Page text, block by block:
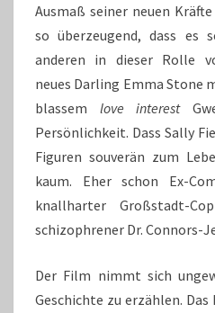
Ausmaß seiner neuen
so überzeugend, dass es
anderen in dieser Rolle
neues Darling Emma Stone
blassem love interest
Persönlichkeit. Dass Sally
Figuren souverän zum
kaum. Eher schon Ex-
knallharter Großstadt-
schizophrener Dr. Connors-
Der Film nimmt sich
Geschichte zu erzählen.